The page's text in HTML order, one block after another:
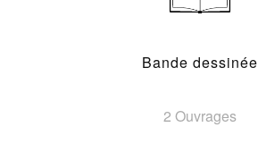
Bande dessinée
2 Ouvrages